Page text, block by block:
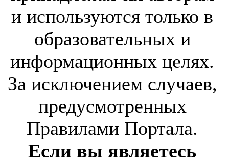
и используются только в
образовательных и
информационных целях.
За исключением случаев,
предусмотренных
Правилами Портала.
Если вы являетесь